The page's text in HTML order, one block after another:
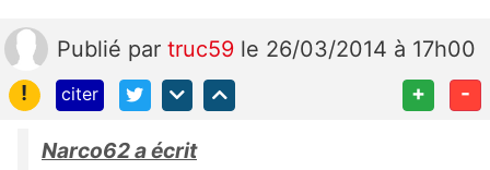
Publié par truc59 le 26/03/2014 à 17h00
!
citer + -
Narco62 a écrit